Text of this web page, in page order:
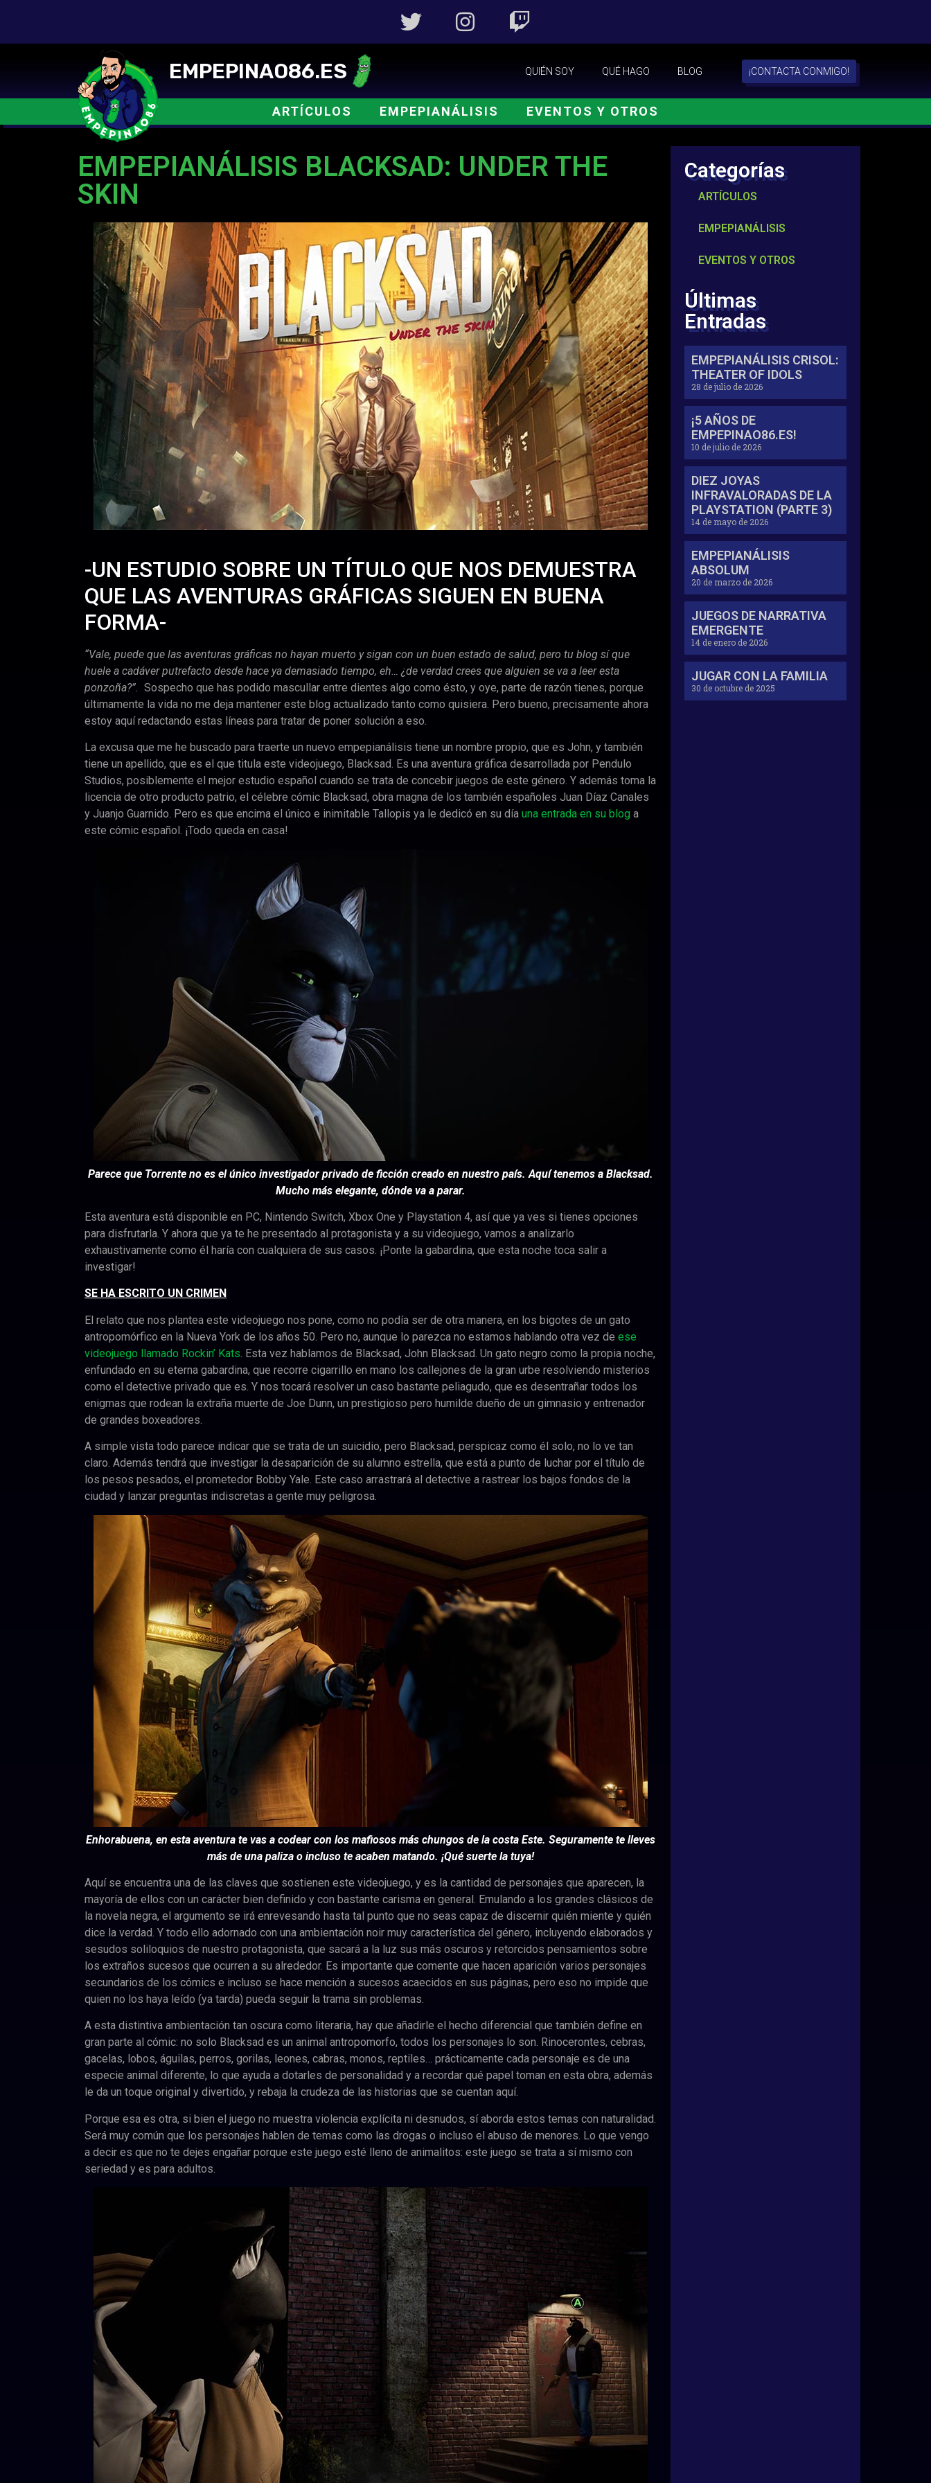
EMPEPINAO86.ES QUIÉN SOY QUÉ HAGO BLOG ¡CONTACTA CONMIGO!
ARTÍCULOS EMPEPIANÁLISIS EVENTOS Y OTROS
EMPEPIANÁLISIS BLACKSAD: UNDER THE
SKIN
-UN ESTUDIO SOBRE UN TÍTULO QUE NOS DEMUESTRA
QUE LAS AVENTURAS GRÁFICAS SIGUEN EN BUENA
FORMA-
“Vale, puede que las aventuras gráficas no hayan muerto y sigan con un buen estado de salud, pero tu blog sí que
huele a cadáver putrefacto desde hace ya demasiado tiempo, eh… ¿de verdad crees que alguien se va a leer esta
ponzoña?”. Sospecho que has podido mascullar entre dientes algo como ésto, y oye, parte de razón tienes, porque
últimamente la vida no me deja mantener este blog actualizado tanto como quisiera. Pero bueno, precisamente ahora
estoy aquí redactando estas líneas para tratar de poner solución a eso.
La excusa que me he buscado para traerte un nuevo empepianálisis tiene un nombre propio, que es John, y también
tiene un apellido, que es el que titula este videojuego, Blacksad. Es una aventura gráfica desarrollada por Pendulo
Studios, posiblemente el mejor estudio español cuando se trata de concebir juegos de este género. Y además toma la
licencia de otro producto patrio, el célebre cómic Blacksad, obra magna de los también españoles Juan Díaz Canales
y Juanjo Guarnido. Pero es que encima el único e inimitable Tallopis ya le dedicó en su día una entrada en su blog a
este cómic español. ¡Todo queda en casa!
Parece que Torrente no es el único investigador privado de ficción creado en nuestro país. Aquí tenemos a Blacksad.
Mucho más elegante, dónde va a parar.
Esta aventura está disponible en PC, Nintendo Switch, Xbox One y Playstation 4, así que ya ves si tienes opciones
para disfrutarla. Y ahora que ya te he presentado al protagonista y a su videojuego, vamos a analizarlo
exhaustivamente como él haría con cualquiera de sus casos. ¡Ponte la gabardina, que esta noche toca salir a
investigar!
SE HA ESCRITO UN CRIMEN
El relato que nos plantea este videojuego nos pone, como no podía ser de otra manera, en los bigotes de un gato
antropomórfico en la Nueva York de los años 50. Pero no, aunque lo parezca no estamos hablando otra vez de ese
videojuego llamado Rockin’ Kats. Esta vez hablamos de Blacksad, John Blacksad. Un gato negro como la propia noche,
enfundado en su eterna gabardina, que recorre cigarrillo en mano los callejones de la gran urbe resolviendo misterios
como el detective privado que es. Y nos tocará resolver un caso bastante peliagudo, que es desentrañar todos los
enigmas que rodean la extraña muerte de Joe Dunn, un prestigioso pero humilde dueño de un gimnasio y entrenador
de grandes boxeadores.
A simple vista todo parece indicar que se trata de un suicidio, pero Blacksad, perspicaz como él solo, no lo ve tan
claro. Además tendrá que investigar la desaparición de su alumno estrella, que está a punto de luchar por el título de
los pesos pesados, el prometedor Bobby Yale. Este caso arrastrará al detective a rastrear los bajos fondos de la
ciudad y lanzar preguntas indiscretas a gente muy peligrosa.
Enhorabuena, en esta aventura te vas a codear con los mafiosos más chungos de la costa Este. Seguramente te lleves
más de una paliza o incluso te acaben matando. ¡Qué suerte la tuya!
Aquí se encuentra una de las claves que sostienen este videojuego, y es la cantidad de personajes que aparecen, la
mayoría de ellos con un carácter bien definido y con bastante carisma en general. Emulando a los grandes clásicos de
la novela negra, el argumento se irá enrevesando hasta tal punto que no seas capaz de discernir quién miente y quién
dice la verdad. Y todo ello adornado con una ambientación noir muy característica del género, incluyendo elaborados y
sesudos soliloquios de nuestro protagonista, que sacará a la luz sus más oscuros y retorcidos pensamientos sobre
los extraños sucesos que ocurren a su alrededor. Es importante que comente que hacen aparición varios personajes
secundarios de los cómics e incluso se hace mención a sucesos acaecidos en sus páginas, pero eso no impide que
quien no los haya leído (ya tarda) pueda seguir la trama sin problemas.
A esta distintiva ambientación tan oscura como literaria, hay que añadirle el hecho diferencial que también define en
gran parte al cómic: no solo Blacksad es un animal antropomorfo, todos los personajes lo son. Rinocerontes, cebras,
gacelas, lobos, águilas, perros, gorilas, leones, cabras, monos, reptiles… prácticamente cada personaje es de una
especie animal diferente, lo que ayuda a dotarles de personalidad y a recordar qué papel toman en esta obra, además
le da un toque original y divertido, y rebaja la crudeza de las historias que se cuentan aquí.
Porque esa es otra, si bien el juego no muestra violencia explícita ni desnudos, sí aborda estos temas con naturalidad.
Será muy común que los personajes hablen de temas como las drogas o incluso el abuso de menores. Lo que vengo
a decir es que no te dejes engañar porque este juego esté lleno de animalitos: este juego se trata a sí mismo con
seriedad y es para adultos.
Categorías
ARTÍCULOS
EMPEPIANÁLISIS
EVENTOS Y OTROS
Últimas
Entradas
EMPEPIANÁLISIS CRISOL:
THEATER OF IDOLS
28 de julio de 2026
¡5 AÑOS DE
EMPEPINAO86.ES!
10 de julio de 2026
DIEZ JOYAS
INFRAVALORADAS DE LA
PLAYSTATION (PARTE 3)
14 de mayo de 2026
EMPEPIANÁLISIS
ABSOLUM
20 de marzo de 2026
JUEGOS DE NARRATIVA
EMERGENTE
14 de enero de 2026
JUGAR CON LA FAMILIA
30 de octubre de 2025